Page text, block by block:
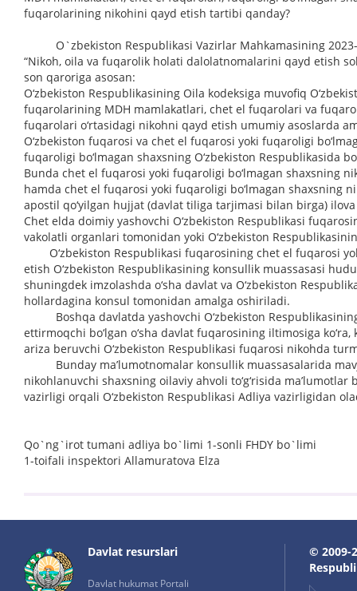
fuqarolarining nikohini qayd etish tartibi qanday?
O`zbekiston Respublikasi Vazirlar Mahkamasining
“Nikoh, oila va fuqarolik holati dalolatnomalarini qayd etish
son qaroriga asosan:
O‘zbekiston Respublikasining Oila kodeksiga muvofiq
fuqarolarining MDH mamlakatlari, chet el fuqarolari va
fuqarolari o‘rtasidagi nikohni qayd etish umumiy asoslarda
O‘zbekiston fuqarosi va chet el fuqarosi yoki fuqaroligi
fuqaroligi bo‘lmagan shaxsning O‘zbekiston Respublikasida
Bunda chet el fuqarosi yoki fuqaroligi bo‘lmagan shaxsning
hamda chet el fuqarosi yoki fuqaroligi bo‘lmagan
apostil qo‘yilgan hujjat (davlat tiliga tarjimasi bilan birga)
Chet elda doimiy yashovchi O‘zbekiston Respublikasi
vakolatli organlari tomonidan yoki O‘zbekiston
O‘zbekiston Respublikasi fuqarosining chet el fuqarosi
etish O‘zbekiston Respublikasining konsullik muassasasi
shuningdek imzolashda o‘sha davlat va O‘zbekiston
hollardagina konsul tomonidan amalga oshiriladi.
Boshqa davlatda yashovchi O‘zbekiston
ettirmoqchi bo‘lgan o‘sha davlat fuqarosining iltimosiga
ariza beruvchi O‘zbekiston Respublikasi fuqarosi nikohda
Bunday ma’lumotnomalar konsullik muassasalarida
nikohlanuvchi shaxsning oilaviy ahvoli to‘g‘risida
vazirligi orqali O‘zbekiston Respublikasi Adliya vazirligidan
Qo`ng`irot tumani adliya bo`limi 1-sonli FHDY bo`limi
1-toifali inspektori Allamuratova Elza
Davlat resurslari
Davlat hukumat Portali
© 2009-